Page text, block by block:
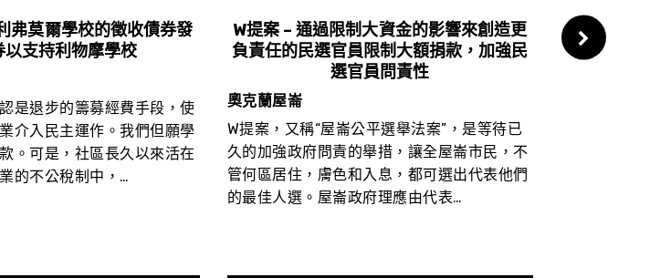
弗莫爾學校的徵收債券發
以支持利物摩學校
是退步的籌募經費手段，使
介入民主運作。我們但願學
。可是，社區長久以來活在
的不公稅制中，…
W提案 – 通過限制大資金的影響來創造更
負責任的民選官員限制大額捐款，加強民
選官員問責性
奧克蘭屋崙
W提案，又稱“屋崙公平選舉法案”，是等待已
久的加強政府問責的舉措，讓全屋崙市民，不
管何區居住，膚色和入息，都可選出代表他們
的最佳人選。屋崙政府理應由代表…
X提案 – 為